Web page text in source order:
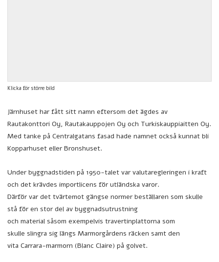
Klicka för större bild
Järnhuset har fått sitt namn eftersom det ägdes av
Rautakonttori Oy, Rautakauppojen Oy och Turkiskauppiaitten Oy.
Med tanke på Centralgatans fasad hade namnet också kunnat bli
Kopparhuset eller Bronshuset.
Under byggnadstiden på 1950-talet var valutaregleringen i kraft
och det krävdes importlicens för utländska varor.
Därför var det tvärtemot gängse normer beställaren som skulle
stå för en stor del av byggnadsutrustning
och material såsom exempelvis travertinplattorna som
skulle slingra sig längs Marmorgårdens räcken samt den
vita Carrara-marmorn (Blanc Claire) på golvet.